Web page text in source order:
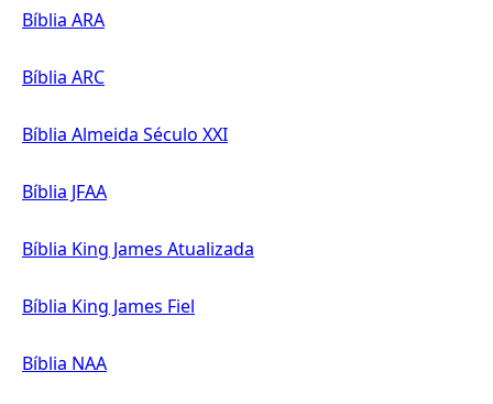
Bíblia ARA
Bíblia ARC
Bíblia Almeida Século XXI
Bíblia JFAA
Bíblia King James Atualizada
Bíblia King James Fiel
Bíblia NAA